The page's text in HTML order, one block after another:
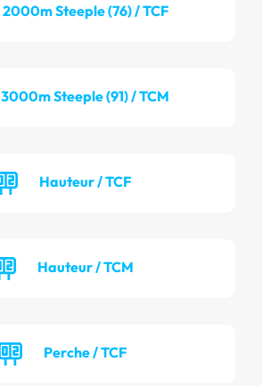
2000m Steeple (76) / TCF
3000m Steeple (91) / TCM
Hauteur / TCF
Hauteur / TCM
Perche / TCF